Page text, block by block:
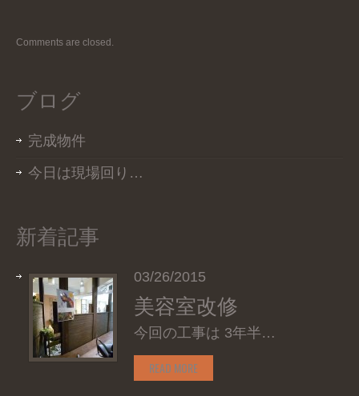
Comments are closed.
ブログ
完成物件
今日は現場回り…
新着記事
03/26/2015
美容室改修
今回の工事は 3年半…
READ MORE